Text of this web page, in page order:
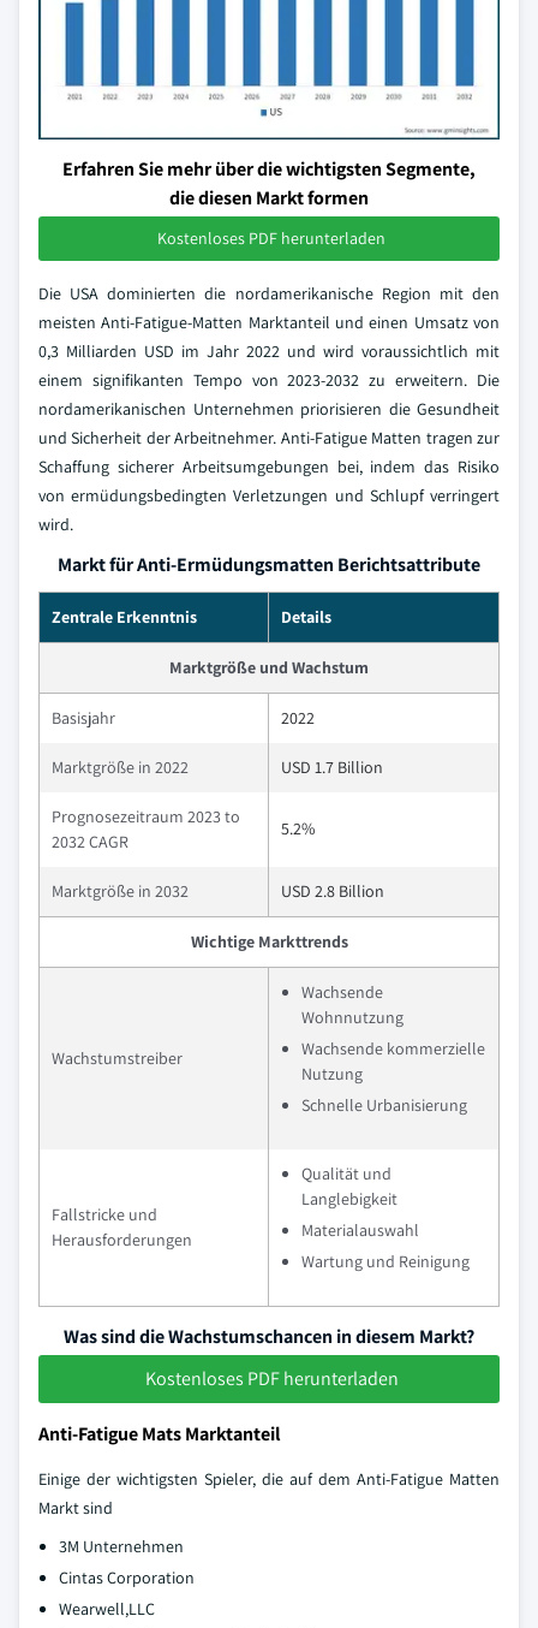
Erfahren Sie mehr über die wichtigsten Segmente,
die diesen Markt formen
Kostenloses PDF herunterladen
Die USA dominierten die nordamerikanische Region mit den
meisten Anti-Fatigue-Matten Marktanteil und einen Umsatz von
0,3 Milliarden USD im Jahr 2022 und wird voraussichtlich mit
einem signifikanten Tempo von 2023-2032 zu erweitern. Die
nordamerikanischen Unternehmen priorisieren die Gesundheit
und Sicherheit der Arbeitnehmer. Anti-Fatigue Matten tragen zur
Schaffung sicherer Arbeitsumgebungen bei, indem das Risiko
von ermüdungsbedingten Verletzungen und Schlupf verringert
wird.
Markt für Anti-Ermüdungsmatten Berichtsattribute
Zentrale Erkenntnis Details
Marktgröße und Wachstum
Basisjahr 2022
Marktgröße in 2022 USD 1.7 Billion
Prognosezeitraum 2023 to
2032 CAGR
5.2%
Marktgröße in 2032 USD 2.8 Billion
Wichtige Markttrends
Wachstumstreiber
Wachsende
Wohnnutzung
Wachsende kommerzielle
Nutzung
Schnelle Urbanisierung
Fallstricke und
Herausforderungen
Qualität und
Langlebigkeit
Materialauswahl
Wartung und Reinigung
Was sind die Wachstumschancen in diesem Markt?
Kostenloses PDF herunterladen
Anti-Fatigue Mats Marktanteil
Einige der wichtigsten Spieler, die auf dem Anti-Fatigue Matten
Markt sind
3M Unternehmen
Cintas Corporation
Wearwell,LLC